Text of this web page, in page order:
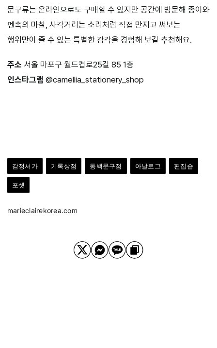
문구류는 온라인으로도 구매할 수 있지만 공간에 방문해 종이와
펜촉의 마찰, 사각거리는 소리처럼 직접 만지고 써보는
행위만이 줄 수 있는 특별한 감각을 경험해 보길 추천해요.
주소 서울 마포구 월드컵로25길 85 1층
인스타그램 @camellia_stationery_shop
감정서가 기록상점 동백문구점 아날로그 편집숍
포셋
marieclairekorea.com